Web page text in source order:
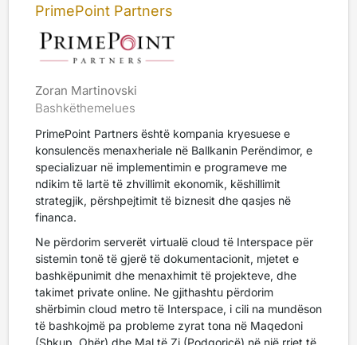
PrimePoint Partners
Zoran Martinovski
Bashkëthemelues
PrimePoint Partners është kompania kryesuese e
konsulencës menaxheriale në Ballkanin Perëndimor, e
specializuar në implementimin e programeve me
ndikim të lartë të zhvillimit ekonomik, këshillimit
strategjik, përshpejtimit të biznesit dhe qasjes në
financa.
Ne përdorim serverët virtualë cloud të Interspace për
sistemin tonë të gjerë të dokumentacionit, mjetet e
bashkëpunimit dhe menaxhimit të projekteve, dhe
takimet private online. Ne gjithashtu përdorim
shërbimin cloud metro të Interspace, i cili na mundëson
të bashkojmë pa probleme zyrat tona në Maqedoni